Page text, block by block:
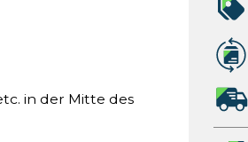
in der Mitte des